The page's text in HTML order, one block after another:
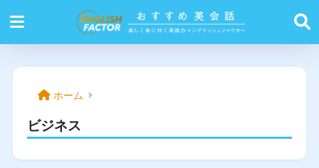
ホーム
ビジネス